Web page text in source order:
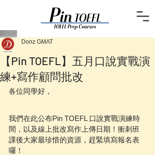
【Pin TOEFL】五月口說實戰演
練+寫作顧問批改
Donz GMAT
各位同學好，
我們在此公布Pin TOEFL 口說實戰演練時
間，以及線上批改寫作上傳日期！衝刺班
課後大家最珍惜的資源，趕緊填寫報名表
囉！